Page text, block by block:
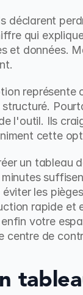
déclarent
qui
et données.
représente
l'outil. Ils
cette
un tableau
les
rapide et
votre
centre de